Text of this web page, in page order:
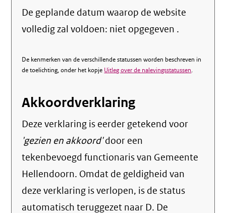
De geplande datum waarop de website
volledig zal voldoen: niet opgegeven .
De kenmerken van de verschillende statussen worden beschreven in
de toelichting, onder het kopje Uitleg over de nalevingsstatussen.
Akkoordverklaring
Deze verklaring is eerder getekend voor
'gezien en akkoord'door een
tekenbevoegd functionaris van Gemeente
Hellendoorn. Omdat de geldigheid van
deze verklaring is verlopen, is de status
automatisch teruggezet naar D. De